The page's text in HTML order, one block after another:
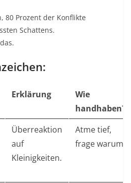
80 Prozent der Konflikte
Schattens.
Erklärung
Wie
handhaben?
Überreaktion
auf
Kleinigkeiten.
Atme tief,
frage warum.